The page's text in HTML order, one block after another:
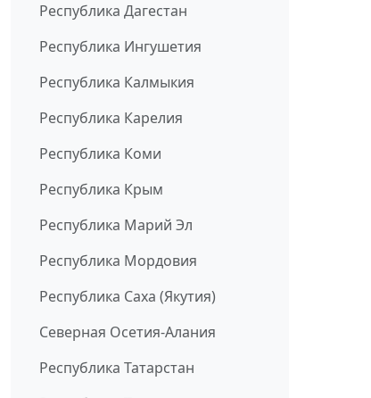
Республика Дагестан
Республика Ингушетия
Республика Калмыкия
Республика Карелия
Республика Коми
Республика Крым
Республика Марий Эл
Республика Мордовия
Республика Саха (Якутия)
Северная Осетия-Алания
Республика Татарстан